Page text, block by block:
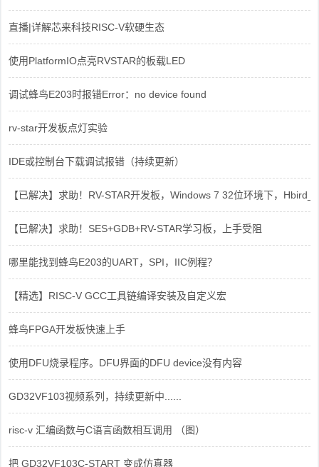
直播|详解芯来科技RISC-V软硬生态
使用PlatformIO点亮RVSTAR的板载LED
调试蜂鸟E203时报错Error：no device found
rv-star开发板点灯实验
IDE或控制台下载调试报错（持续更新）
【已解决】求助！RV-STAR开发板，Windows 7 32位环境下，
【已解决】求助！SES+GDB+RV-STAR学习板，上手受阻
哪里能找到蜂鸟E203的UART，SPI，IIC例程？
【精选】RISC-V GCC工具链编译安装及自定义宏
蜂鸟FPGA开发板快速上手
使用DFU烧录程序。DFU界面的DFU device没有内容
GD32VF103视频系列，持续更新中......
risc-v 汇编函数与C语言函数相互调用 （图）
把 GD32VF103C-START 变成仿真器